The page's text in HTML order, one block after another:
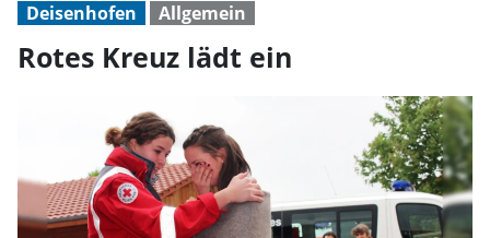
Deisenhofen Allgemein
Rotes Kreuz lädt ein